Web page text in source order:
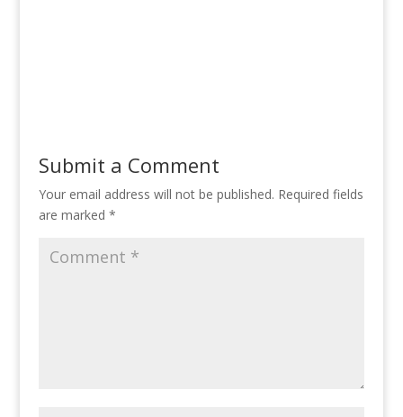
Submit a Comment
Your email address will not be published. Required fields
are marked *